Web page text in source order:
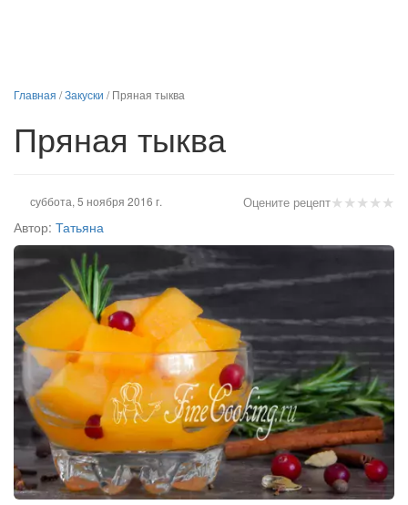
Главная /Закуски /Пряная тыква
Пряная тыква
★★★★★
Оцените рецепт
суббота, 5 ноября 2016 г.
Автор: Татьяна